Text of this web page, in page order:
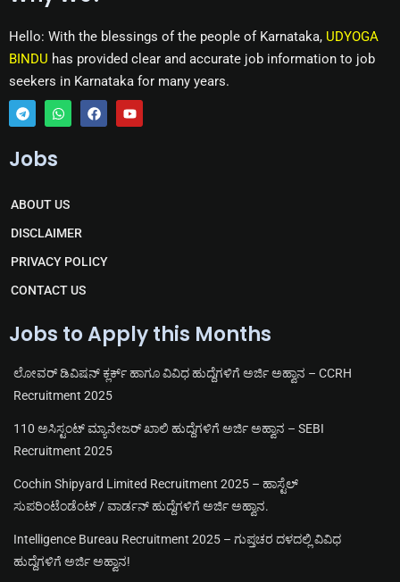
Hello: With the blessings of the people of Karnataka, UDYOGA
BINDU has provided clear and accurate job information to job
seekers in Karnataka for many years.
T
l
r
a
m
W
a
a
p
p
F Y
Jobs
ABOUT US
DISCLAIMER
PRIVACY POLICY
CONTACT US
Jobs to Apply this Months
ಲೋವರ್ ಡಿವಿಷನ್ ಕ್ಲರ್ಕ್ ಹಾಗೂ ವಿವಿಧ ಹುದ್ದೆಗಳಿಗೆ ಅರ್ಜಿ ಅಹ್ವಾನ – CCRH
Recruitment 2025
110 ಅಸಿಸ್ಟಂಟ್ ಮ್ಯಾನೇಜರ್ ಖಾಲಿ ಹುದ್ದೆಗಳಿಗೆ ಅರ್ಜಿ ಅಹ್ವಾನ – SEBI
Recruitment 2025
Cochin Shipyard Limited Recruitment 2025 – ಹಾಸ್ಟೆಲ್
ಸುಪರಿಂಟೆಂಡೆಂಟ್ / ವಾರ್ಡನ್ ಹುದ್ದೆಗಳಿಗೆ ಅರ್ಜಿ ಅಹ್ವಾನ.
Intelligence Bureau Recruitment 2025 – ಗುಪ್ತಚರ ದಳದಲ್ಲಿ ವಿವಿಧ
ಹುದ್ದೆಗಳಿಗೆ ಅರ್ಜಿ ಅಹ್ವಾನ!